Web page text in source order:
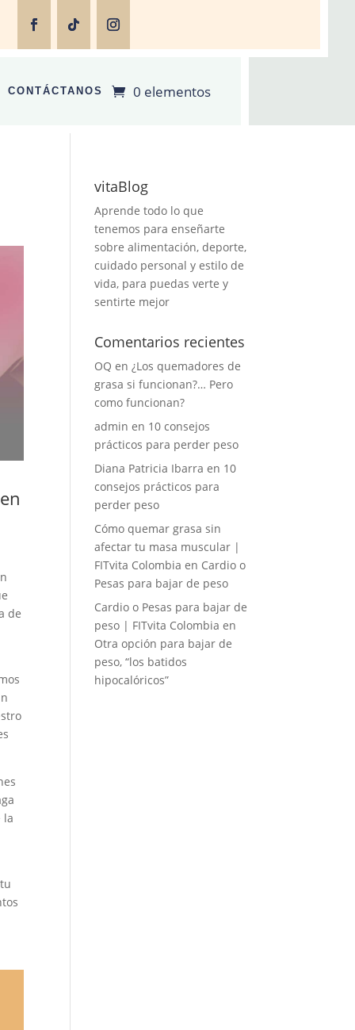
CONTÁCTANOS 0 elementos
de
la
vitaBlog
Aprende todo lo que
tenemos para enseñarte
sobre alimentación, deporte,
cuidado personal y estilo de
vida, para puedas verte y
sentirte mejor
Comentarios recientes
OQ en¿Los quemadores de
grasa si funcionan?… Pero
como funcionan?
admin en 10 consejos
prácticos para perder peso
Diana Patricia Ibarra en 10
consejos prácticos para
perder peso
Cómo quemar grasa sin
afectar tu masa muscular |
FITvita Colombia en Cardio o
Pesas para bajar de peso
Cardio o Pesas para bajar de
peso | FITvita Colombia en
Otra opción para bajar de
peso, “los batidos
hipocalóricos”